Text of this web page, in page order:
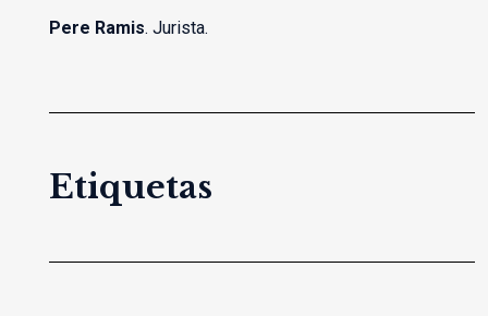
Pere Ramis. Jurista.
Etiquetas